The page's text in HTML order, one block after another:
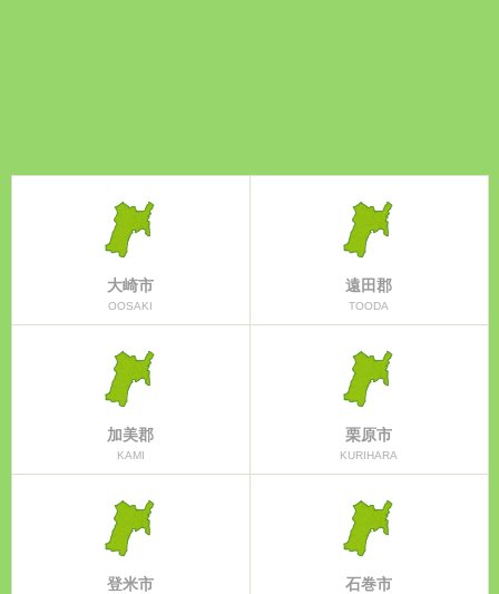
大崎市
OOSAKI
遠田郡
TOODA
加美郡
KAMI
栗原市
KURIHARA
登米市 石巻市